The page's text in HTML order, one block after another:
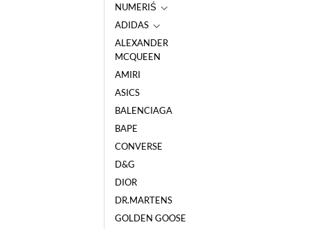
NUMERIŚ
ADIDAS
ALEXANDER
MCQUEEN
AMIRI
ASICS
BALENCIAGA
BAPE
CONVERSE
D&G
DIOR
DR.MARTENS
GOLDEN GOOSE